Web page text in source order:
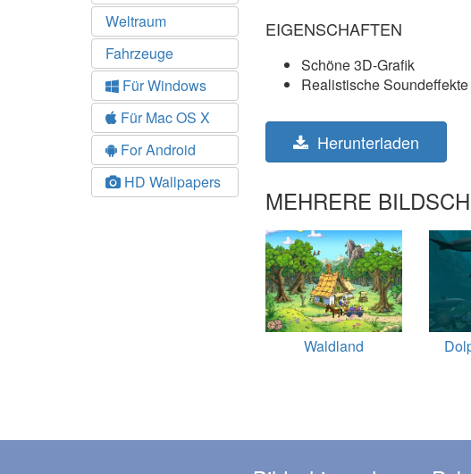
Weltraum
Fahrzeuge
Für Windows
Für Mac OS X
For Android
HD Wallpapers
EIGENSCHAFTEN
Schöne 3D-Grafik
Realistische Soundeffekte
Herunterladen
MEHRERE
Waldland